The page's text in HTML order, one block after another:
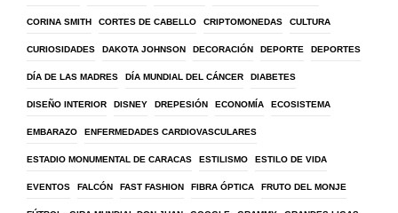
CORINA SMITH CORTES DE CABELLO CRIPTOMONEDAS CULTURA
CURIOSIDADES DAKOTA JOHNSON DECORACIÓN DEPORTE DEPORTES
DÍA DE LAS MADRES DÍA MUNDIAL DEL CÁNCER DIABETES
DISEÑO INTERIOR DISNEY DREPESIÓN ECONOMÍA ECOSISTEMA
EMBARAZO ENFERMEDADES CARDIOVASCULARES
ESTADIO MONUMENTAL DE CARACAS ESTILISMO ESTILO DE VIDA
EVENTOS FALCÓN FAST FASHION FIBRA ÓPTICA FRUTO DEL MONJE